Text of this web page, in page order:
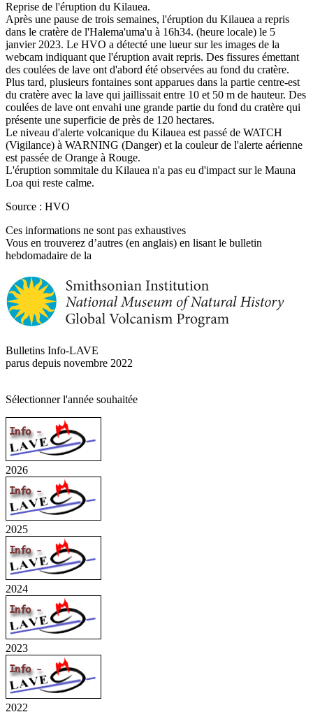
Reprise de l'éruption du Kilauea.
Après une pause de trois semaines, l'éruption du Kilauea a repris
dans le cratère de l'Halema'uma'u à 16h34. (heure locale) le 5
janvier 2023. Le HVO a détecté une lueur sur les images de la
webcam indiquant que l'éruption avait repris. Des fissures émettant
des coulées de lave ont d'abord été observées au fond du cratère.
Plus tard, plusieurs fontaines sont apparues dans la partie centre-est
du cratère avec la lave qui jaillissait entre 10 et 50 m de hauteur. Des
coulées de lave ont envahi une grande partie du fond du cratère qui
présente une superficie de près de 120 hectares.
Le niveau d'alerte volcanique du Kilauea est passé de WATCH
(Vigilance) à WARNING (Danger) et la couleur de l'alerte aérienne
est passée de Orange à Rouge.
L'éruption sommitale du Kilauea n'a pas eu d'impact sur le Mauna
Loa qui reste calme.
Source : HVO
Ces informations ne sont pas exhaustives
Vous en trouverez d’autres (en anglais) en lisant le bulletin
hebdomadaire de la
Bulletins Info-LAVE
parus depuis novembre 2022
Sélectionner l'année souhaitée
2026
2025
2024
2023
2022